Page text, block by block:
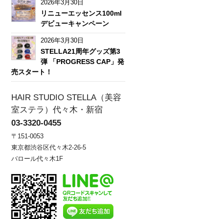
2026年3月30日
リニューエッセンス100ml
デビューキャンペーン
2026年3月30日
STELLA21周年グッズ第3
弾 「PROGRESS CAP」発
売スタート！
HAIR STUDIO STELLA（美容
室ステラ）代々木・新宿
03-3320-0455
〒151-0053
東京都渋谷区代々木2-26-5
バロール代々木1F